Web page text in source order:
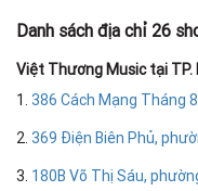
Danh sách địa chỉ 26
Việt Thương Music tại TP.
1. 386 Cách Mạng Tháng
2. 369 Điện Biên Phủ,
3. 180B Võ Thị Sáu,